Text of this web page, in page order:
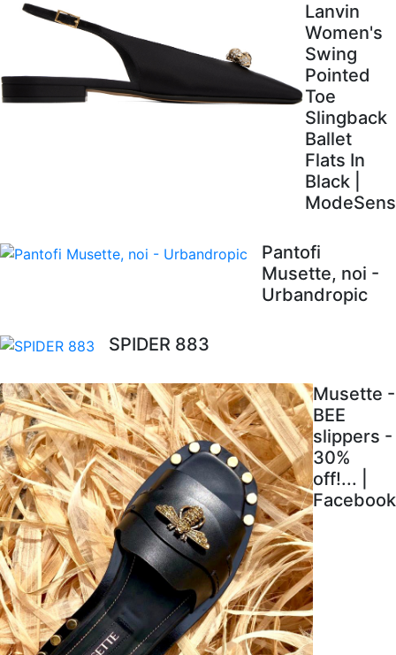
Lanvin
Women's
Swing
Pointed
Toe
Slingback
Ballet
Flats In
Black |
ModeSens
Pantofi
Musette, noi -
Urbandropic
SPIDER 883
Musette -
BEE
slippers -
30%
off!... |
Facebook